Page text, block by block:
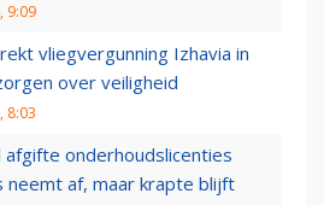
9:09
vliegvergunning Izhavia in
over veiligheid
8:03
afgifte onderhoudslicenties
neemt af, maar krapte blijft